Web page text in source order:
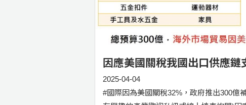
因應美國關稅我國出口供應鏈
2025-04-04
#國際因為美國關稅32%，政府推出300